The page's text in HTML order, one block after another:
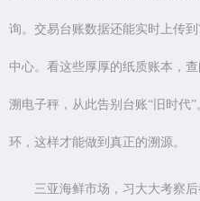
询。交易台账数据还能实时上传
中心。看这些厚厚的纸质账本，
溯电子秤，从此告别台账“旧时代
环，这样才能做到真正的溯源。
三亚海鲜市场，习大大考察